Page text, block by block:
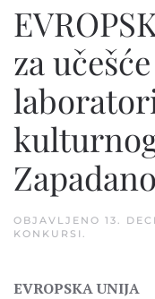
za
OBJAVLJENO 13.
KONKURSI .
EVROPSKA UNIJA